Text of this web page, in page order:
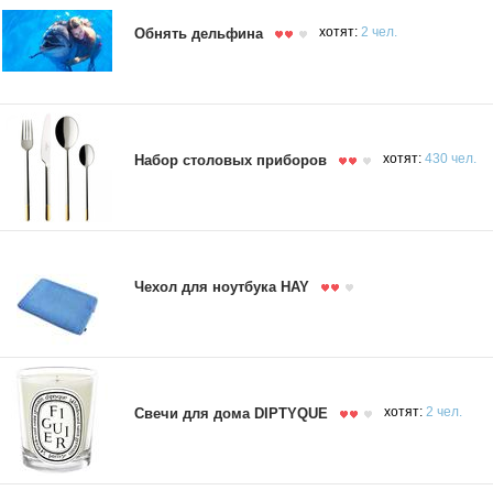
Обнять дельфина хотят: 2 чел.
Набор столовых приборов хотят: 430 чел.
Чехол для ноутбука HAY
Свечи для дома DIPTYQUE хотят: 2 чел.